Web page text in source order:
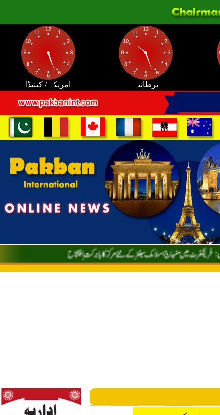
امریکہ / کینیڈا برطانیہ